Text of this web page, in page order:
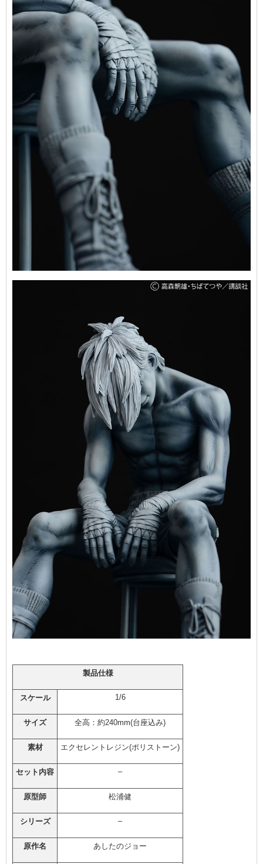
製品仕様
スケール 1/6
サイズ 全高：約240mm(台座込み)
素材 エクセレントレジン(ポリストーン)
セット内容 –
原型師 松浦健
シリーズ –
原作名 あしたのジョー